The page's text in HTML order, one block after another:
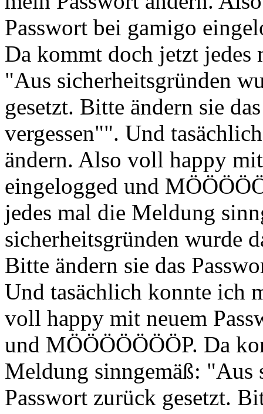
Passwort bei gamigo
Da kommt doch jetzt
"Aus sicherheitsgründen
gesetzt. Bitte ändern sie
vergessen"". Und
ändern. Also voll happy
eingelogged und
jedes mal die Meldung
sicherheitsgründen wurde
Bitte ändern sie das
Und tasächlich konnte ich
voll happy mit neuem
und MÖÖÖÖÖÖÖP. Da
Meldung sinngemäß: "Aus
Passwort zurück gesetzt.